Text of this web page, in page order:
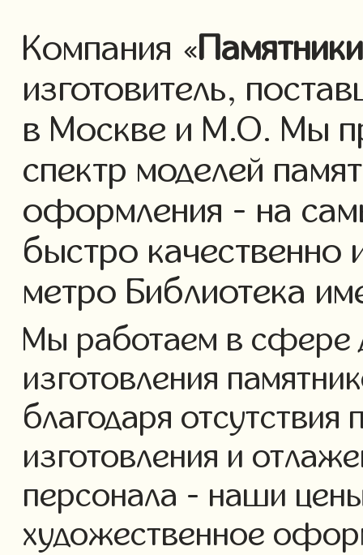
Компания «Памятники
изготовитель,
в Москве и М.О. Мы
спектр моделей
оформления - на
быстро качественно
метро Библиотека
Мы работаем в сфере
изготовления
благодаря отсутствия
изготовления и
персонала - наши
художественное